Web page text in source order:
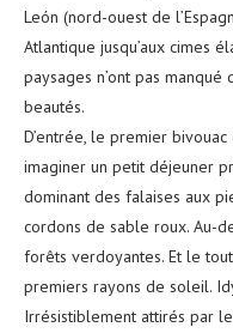
León (nord-ouest de
Atlantique jusqu’aux cimes
paysages n’ont pas
beautés.
D’entrée, le premier
imaginer un petit déjeuner
dominant des falaises aux
cordons de sable roux. Au-
forêts verdoyantes. Et le
premiers rayons de soleil.
Irrésistiblement attirés par